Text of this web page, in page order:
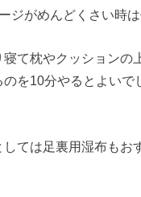
ジがめんどくさい時
て枕やクッション
を10分やるとよい
ては足裏用湿布もお